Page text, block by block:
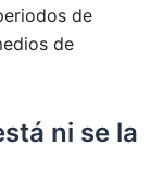
de
de
ni se la